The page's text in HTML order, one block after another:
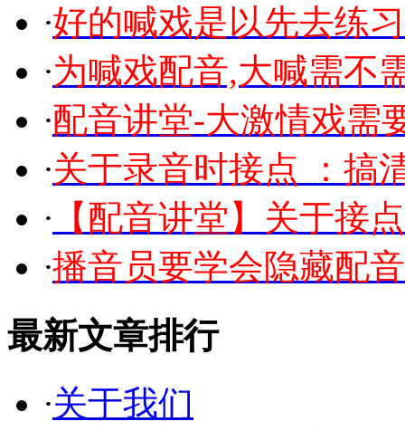
·好的喊戏是以先去练
·为喊戏配音,大喊需不
·配音讲堂-大激情戏需
·关于录音时接点 ：搞
· 【配音讲堂】关于接
·播音员要学会隐藏配
最新文章排行
·关于我们